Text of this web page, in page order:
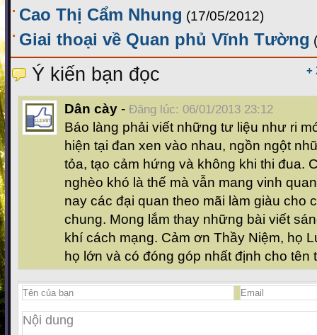
Cao Thị Cẩm Nhung (17/05/2012)
Giai thoại về Quan phủ Vĩnh Tường
+
Ý kiến bạn đọc
Dân cày - Đăng lúc: 06/01/2013 23:12
Báo làng phải viết những tư liệu như ri
hiện tại đan xen vào nhau, ngồn ngột
tỏa, tạo cảm hứng và không khi thi đua.
nghèo khó là thế mà vẫn mang vinh
nay các đại quan theo mãi làm giàu cho
chung. Mong lắm thay những bài viết
khí cách mạng. Cảm ơn Thầy Niệm, họ
họ lớn và có đóng góp nhất định cho tên